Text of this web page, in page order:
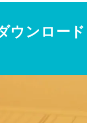
ウンロード